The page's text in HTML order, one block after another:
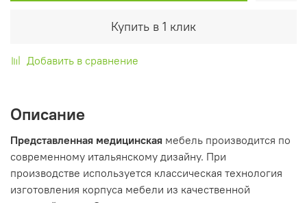
Купить в 1 клик
Добавить в сравнение
Описание
Представленная медицинская мебель производится по
современному итальянскому дизайну. При
производстве используется классическая технология
изготовления корпуса мебели из качественной